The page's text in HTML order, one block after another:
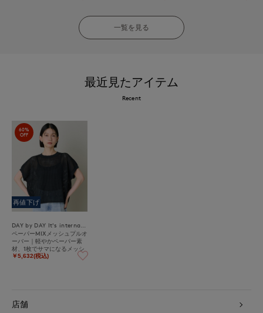
一覧を見る
最近見たアイテム
Recent
60%
OFF
再値下げ
ペーパーMIXメッシュプルオ
ーバー｜軽やかペーパー素
材、1枚でサマになるメッシ
ュニット
￥5,632(税込)
店舗